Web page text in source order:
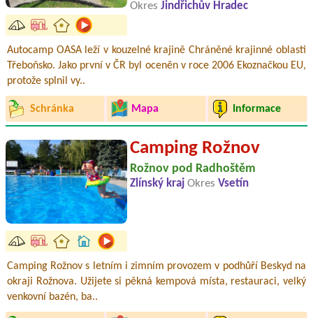
Okres Jindřichův Hradec
Autocamp OASA leží v kouzelné krajině Chráněné krajinné oblasti
Třeboňsko. Jako první v ČR byl oceněn v roce 2006 Ekoznačkou EU,
protože splnil vy..
Schránka Mapa Informace
Camping Rožnov
Rožnov pod Radhoštěm
Zlínský kraj Okres Vsetín
Camping Rožnov s letním i zimním provozem v podhůří Beskyd na
okraji Rožnova. Užijete si pěkná kempová místa, restauraci, velký
venkovní bazén, ba..